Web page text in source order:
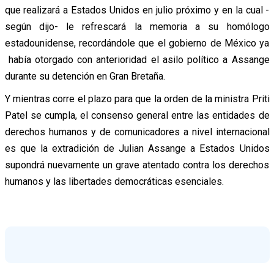
que realizará a Estados Unidos en julio próximo y en la cual -
según dijo- le refrescará la memoria a su homólogo
estadounidense, recordándole que el gobierno de México ya
había otorgado con anterioridad el asilo político a Assange
durante su detención en Gran Bretaña.
Y mientras corre el plazo para que la orden de la ministra Priti
Patel se cumpla, el consenso general entre las entidades de
derechos humanos y de comunicadores a nivel internacional
es que la extradición de Julian Assange a Estados Unidos
supondrá nuevamente un grave atentado contra los derechos
humanos y las libertades democráticas esenciales.